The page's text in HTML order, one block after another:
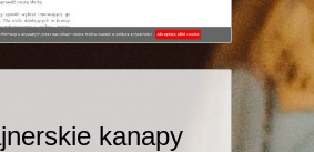
kanapy